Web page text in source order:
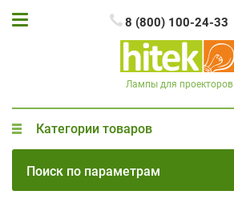
8 (800) 100-24-33
Лампы для проекторов
Категории товаров
Поиск по параметрам